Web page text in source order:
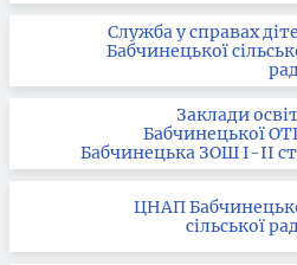
Служба у справах
Бабчинецької
Заклади
Бабчинецької
Бабчинецька ЗОШ І-ІІ
Вила-Ярузька ЗОШ І-
ЦНАП
сільської